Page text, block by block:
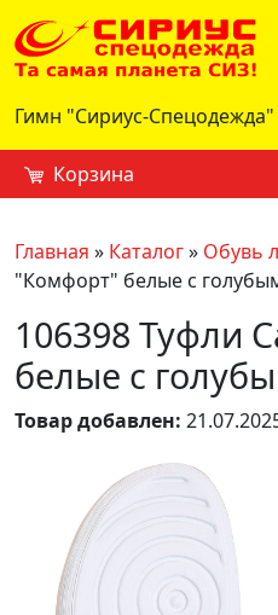
Гимн "Сириус-Спецодежда"
Корзина
Главная » Каталог» Обувь
"Комфорт" белые с
106398 Туфли
белые с
Товар добавлен: